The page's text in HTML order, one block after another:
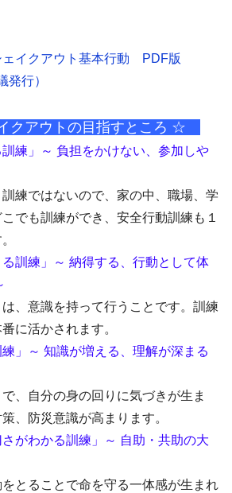
ェイクアウト基本行動 PDF版
発行）
アウトの目指すところ ☆
練」～ 負担をかけない、参加しや
練ではないので、家の中、職場、学
でも訓練ができ、安全行動訓練も１
訓練」～ 納得する、行動として体
、意識を持って行うことです。訓練
に活かされます。
」～ 知識が増える、理解が深まる
、自分の身の回りに気づきが生ま
、防災意識が高まります。
がわかる訓練」～ 自助・共助の大
とることで命を守る一体感が生まれ